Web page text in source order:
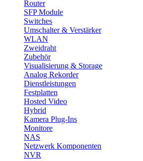
Router
SFP Module
Switches
Umschalter & Verstärker
WLAN
Zweidraht
Zubehör
Visualisierung & Storage
Analog Rekorder
Dienstleistungen
Festplatten
Hosted Video
Hybrid
Kamera Plug-Ins
Monitore
NAS
Netzwerk Komponenten
NVR